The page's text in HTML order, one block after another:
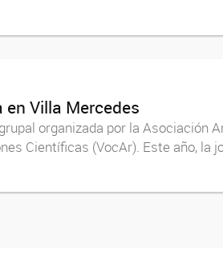
Villa Mercedes
organizada por la Asociación
Científicas (VocAr). Este año, la